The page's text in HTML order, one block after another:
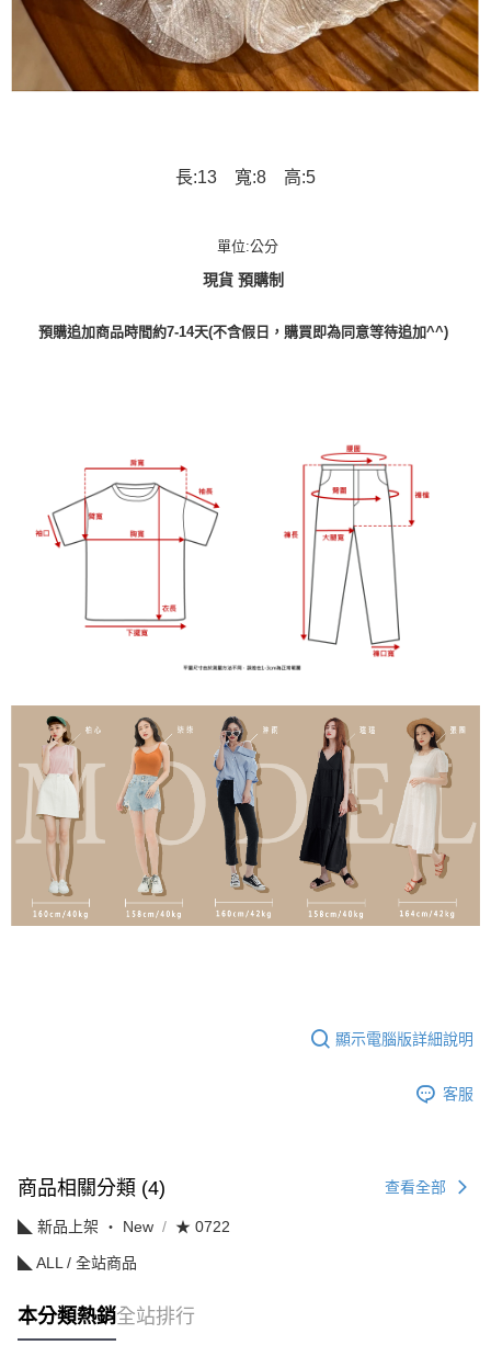
長:13 寬:8 高:5
單位:公分
現貨 預購制
預購追加商品時間約7-14天(不含假日，購買即為同意等待追加^^)
顯示電腦版詳細說明
客服
商品相關分類 (4) 查看全部
◣ 新品上架 ‧ New ★ 0722
◣ ALL / 全站商品
本分類熱銷全站排行